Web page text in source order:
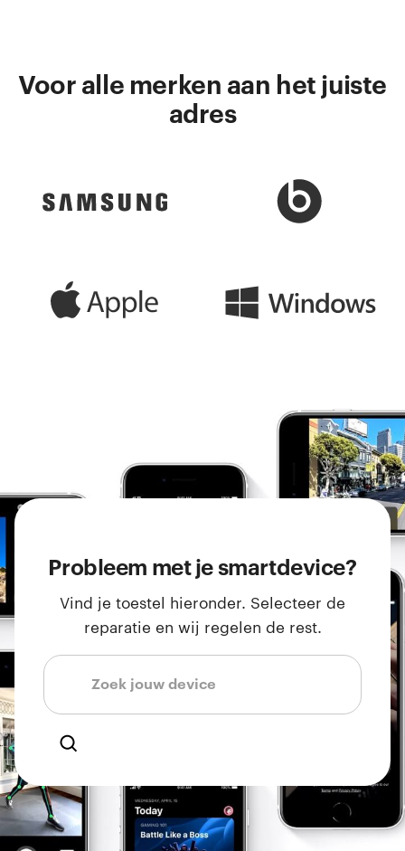
Voor alle merken aan het juiste
adres
Probleem met je smartdevice?
Vind je toestel hieronder. Selecteer de
reparatie en wij regelen de rest.